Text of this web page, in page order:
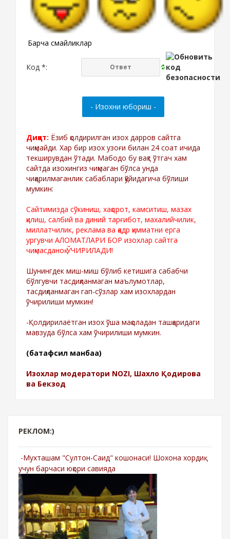
Барча смайликлар
Код *:
Диққат: Ёзиб қолдирилган изох дарров сайтга
чиқмайди. Хар бир изох узоғи билан 24 соат ичида
текширувдан ўтади. Мабодо бу вақт ўтгач хам
сайтда изохингиз чиқмаган бўлса унда
чиқарилмаганлик сабаблари қўйидагича бўлиши
мумкин:
Сайтимизда сўкиниш, хақорот, камситиш, мазах
қилиш, салбий ва диний тарғибот, махалийчилик,
миллатчилик, реклама ва қадр қимматни ерга
ургувчи АЛОМАТЛАРИ БОР изохлар сайтга
чиқмасданоқ ЎЧИРИЛАДИ!
Шунингдек миш-миш бўлиб кетишига сабабчи
бўлгувчи тасдиқланмаган маълумотлар,
тасдиқланмаган гап-сўзлар хам изохлардан
ўчирилиши мумкин!
-Қолдирилаётган изох ўша мақоладан ташқаридаги
мавзуда бўлса хам ўчирилиши мумкин.
(батафсил манбаа)
Изохлар модератори NOZI, Шахло Қодирова
ва Бекзод
РЕКЛОМ:)
-Мухташам "Султон-Саид" кошонаси! Шохона хордиқ
учун барчаси юқори савияда